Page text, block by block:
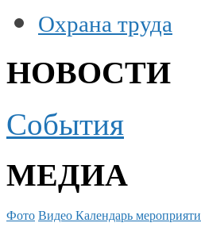
Охрана труда
НОВОСТИ
События
МЕДИА
Фото Видео Календарь